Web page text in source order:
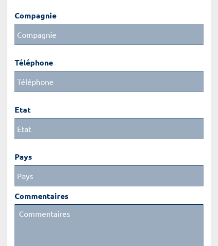
Compagnie
Téléphone
Etat
Pays
Commentaires